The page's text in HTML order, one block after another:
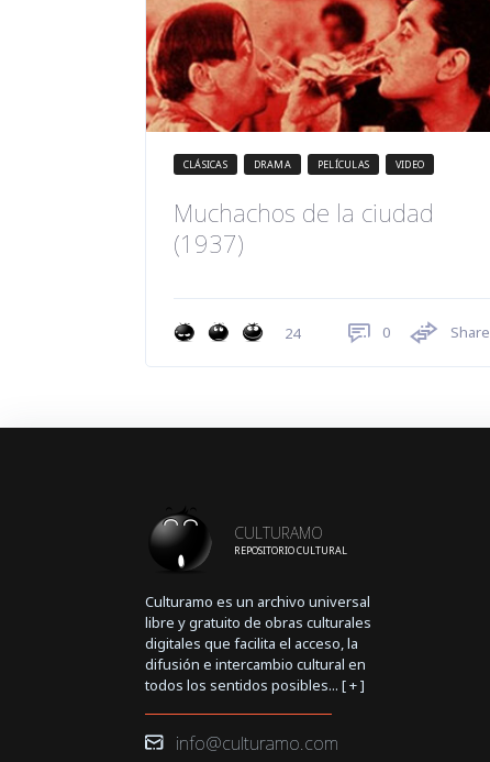
CLÁSICAS DRAMA PELÍCULAS VIDEO
Muchachos de la ciudad
(1937)
24 0 Share
CULTURAMO
REPOSITORIO CULTURAL
Culturamo es un archivo universal
libre y gratuito de obras culturales
digitales que facilita el acceso, la
difusión e intercambio cultural en
todos los sentidos posibles... [+]
info@culturamo.com